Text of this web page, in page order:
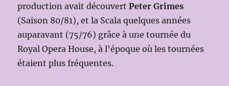
production avait découvertPeter Grimes
(Saison 80/81), et la Scala quelques années
auparavant (75/76) grâce à une tournée du
Royal Opera House, à l’époque où les tournées
étaient plus fréquentes.